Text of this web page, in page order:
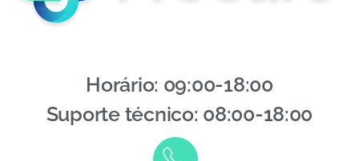
Horário: 09:00-18:00
Suporte técnico: 08:00-18:00